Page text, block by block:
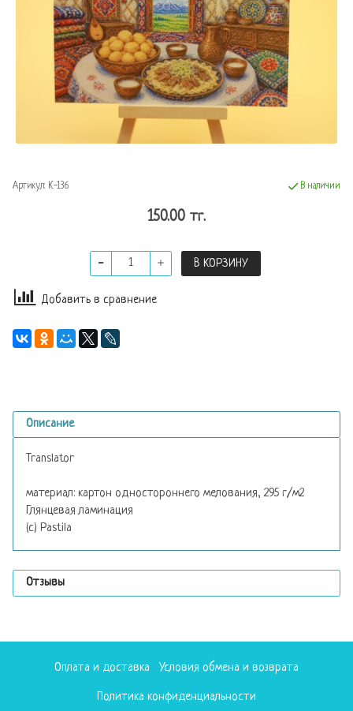
Артикул: К-136 В наличии
150.00 тг.
В КОРЗИНУ
Добавить в сравнение
Описание
Translator
материал: картон одностороннего мелования, 295 г/м2
Глянцевая ламинация
(с) Pastila
Отзывы
Оплата и доставка Условия обмена и возврата
Политика конфиденциальности